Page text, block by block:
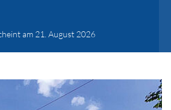
am 21. August 2026